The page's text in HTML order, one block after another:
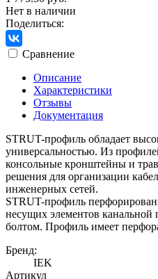
Нет в наличии
Поделиться:
Сравнение
Описание
Характеристики
Отзывы
Документация
STRUT-профиль обладает
универсальностью. Из
консольные кронштейны и
решения для организации
инженерных сетей.
STRUT-профиль
несущих элементов
болтом. Профиль имеет
Бренд:
IEK
Артикул